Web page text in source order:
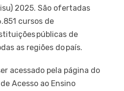
2025. São ofertadas
cursos de
públicas de
as regiões do país.
acessado pela página do
Acesso ao Ensino